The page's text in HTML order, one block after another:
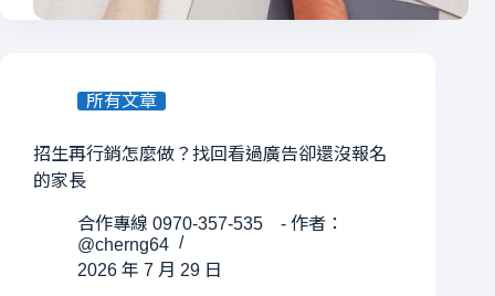
所有文章
招生再行銷怎麼做？找回看過廣告卻還沒報名
的家長
合作專線 0970-357-535 - 作者：
@cherng64
2026 年 7 月 29 日